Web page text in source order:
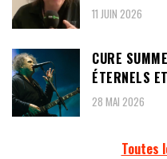
11 JUIN 2026
CURE
ÉTERNELS
28 MAI 2026
Toutes